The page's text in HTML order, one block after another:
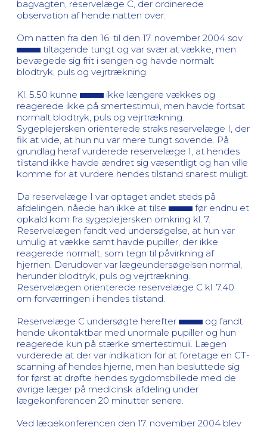
bagvagten, reservelæge C, der ordinerede
observation af hende natten over.
Om natten fra den 16. til den 17. november 2004 sov
tiltagende tungt og var svær at vække, men
bevægede sig frit i sengen og havde normalt
blodtryk, puls og vejrtrækning.
Kl. 5.50 kunne
ikke længere vækkes og
reagerede ikke på smertestimuli, men havde fortsat
normalt blodtryk, puls og vejrtrækning.
Sygeplejersken orienterede straks reservelæge I, der
fik at vide, at hun nu var mere tungt sovende. På
grundlag heraf vurderede reservelæge I, at hendes
tilstand ikke havde ændret sig væsentligt og han ville
komme for at vurdere hendes tilstand snarest muligt.
Da reservelæge I var optaget andet steds på
afdelingen, nåede han ikke at tilse
før endnu et
opkald kom fra sygeplejersken omkring kl. 7.
Reservelægen fandt ved undersøgelse, at hun var
umulig at vække samt havde pupiller, der ikke
reagerede normalt, som tegn til påvirkning af
hjernen. Derudover var lægeundersøgelsen normal,
herunder blodtryk, puls og vejrtrækning.
Reservelægen orienterede reservelæge C kl. 7.40
om forværringen i hendes tilstand.
Reservelæge C undersøgte herefter
og fandt
hende ukontaktbar med unormale pupiller og hun
reagerede kun på stærke smertestimuli. Lægen
vurderede at der var indikation for at foretage en CT-
scanning af hendes hjerne, men han besluttede sig
for først at drøfte hendes sygdomsbillede med de
øvrige læger på medicinsk afdeling under
lægekonferencen 20 minutter senere.
Ved lægekonferencen den 17. november 2004 blev